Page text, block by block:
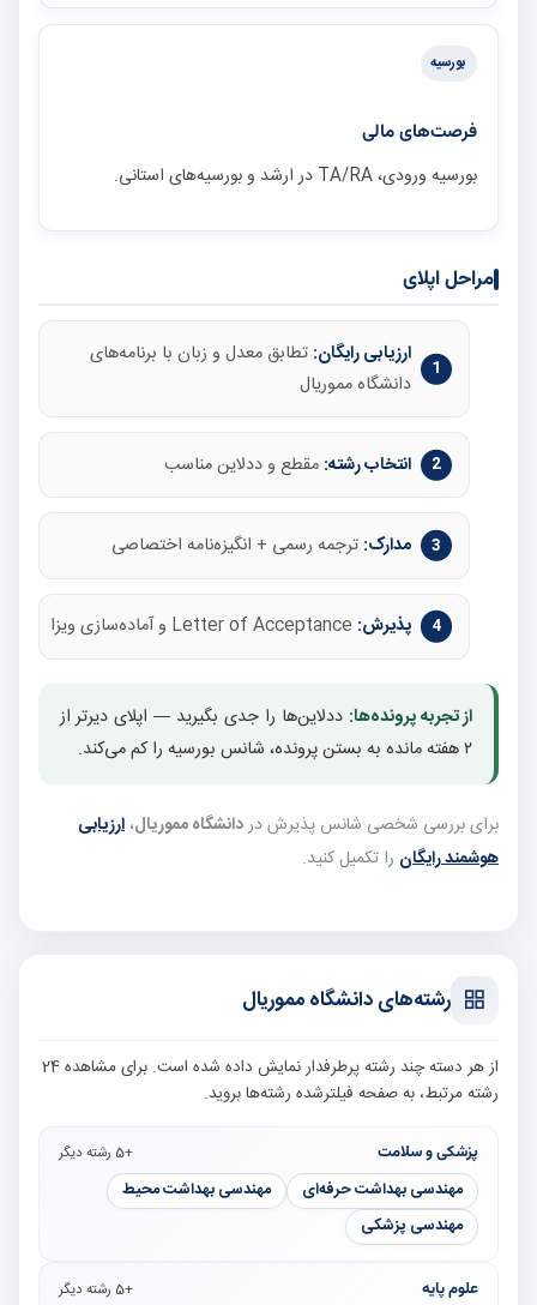
بورسیه
فرصت‌های مالی
بورسیه ورودی، TA/RA در ارشد و بورسیه‌های استانی.
مراحل اپلای
ارزیابی رایگان: تطابق معدل و زبان با برنامه‌های
دانشگاه مموریال
انتخاب رشته: مقطع و ددلاین مناسب
مدارک: ترجمه رسمی + انگیزه‌نامه اختصاصی
پذیرش:
از تجربه پرونده‌ها: ددلاین‌ها را جدی بگیرید — اپلای دیرتر از
۲ هفته مانده به بستن پرونده، شانس بورسیه را کم می‌کند.
برای بررسی شخصی شانس پذیرش دردانشگاه مموریال، ارزیابی
هوشمند رایگان را تکمیل کنید.
رشته‌های دانشگاه مموریال
از هر دسته چند رشته پرطرفدار نمایش داده شده است. برای مشاهده 24
رشته مرتبط، به صفحه فیلترشده رشته‌ها بروید.
پزشکی و سلامت +5 رشته دیگر
مهندسی بهداشت حرفه‌ای
مهندسی بهداشت محیط
مهندسی پزشکی
علوم پایه +5 رشته دیگر